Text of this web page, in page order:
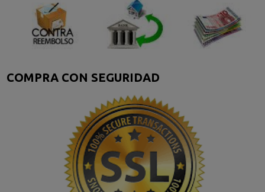
COMPRA CON SEGURIDAD